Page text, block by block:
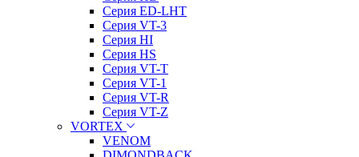
Серия ED-LHT
Серия VT-3
Серия HI
Серия HS
Серия VT-T
Серия VT-1
Серия VT-R
Серия VT-Z
VORTEX
VENOM